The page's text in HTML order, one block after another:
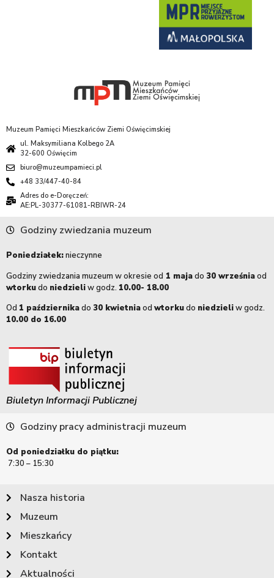
Muzeum Pamięci Mieszkańców Ziemi Oświęcimskiej
ul. Maksymiliana Kolbego 2A
32-600 Oświęcim
biuro@muzeumpamieci.pl
+48 33/447-40-84
Adres do e-Doręczeń:
AE:PL-30377-61081-RBIWR-24
Godziny zwiedzania muzeum
Poniedziałek:nieczynne
Godziny zwiedzania muzeum w okresie od 1 majado 30 wrześniaod
wtorkudo niedzieliw godz. 10.00- 18.00
Od 1 październikado 30 kwietniaod wtorkudo niedzieliw godz.
10.00 do 16.00
Biuletyn Informacji Publicznej
Godziny pracy administracji muzeum
Od poniedziałku do piątku:
7:30 – 15:30
Nasza historia
Muzeum
Mieszkańcy
Kontakt
Aktualności